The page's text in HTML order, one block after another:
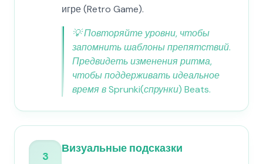
игре (Retro Game).
💡Повторяйте уровни, чтобы
запомнить шаблоны препятствий.
Предвидеть изменения ритма,
чтобы поддерживать идеальное
время в Sprunki(спрунки) Beats.
3
Визуальные подсказки